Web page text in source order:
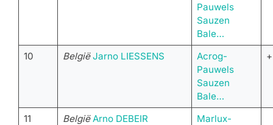
Pauwels
Sauzen
Bale…
10 België Jarno LIESSENS
Acrog-
Pauwels
Sauzen
Bale…
11 België Arno DEBEIR
Marlux-